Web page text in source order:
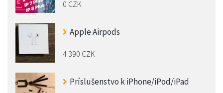
0 CZK
Apple Airpods
4 390 CZK
Príslušenstvo k iPhone/iPod/iPad